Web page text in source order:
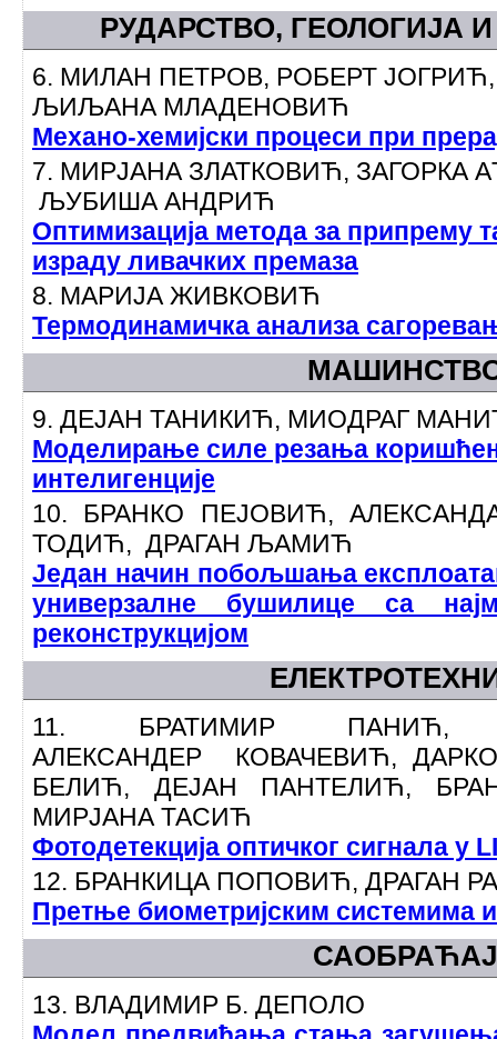
РУДАРСТВО, ГЕОЛОГИЈА
6. МИЛАН ПЕТРОВ, РОБЕРТ
ЉИЉАНА МЛАДЕНОВИЋ
Механо-хемијски процеси при
7. МИРЈАНА ЗЛАТКОВИЋ,
ЉУБИША АНДРИЋ
Оптимизација метода за припрему
израду ливачких премаза
8. МАРИЈА ЖИВКОВИЋ
Термодинамичка анализа
9. ДЕЈАН ТАНИКИЋ, МИОДРАГ
Моделирање силе резања
интелигенције
10. БРАНКО ПЕЈОВИЋ,
ТОДИЋ, ДРАГАН ЉАМИЋ
Један начин побољшања
универзалне бушилице са
реконструкцијом
11. БРАТИМИР
АЛЕКСАНДЕР КОВАЧЕВИЋ,
БЕЛИЋ, ДЕЈАН ПАНТЕЛИЋ,
МИРЈАНА ТАСИЋ
Фотодетекција оптичког сигнала у
12. БРАНКИЦА ПОПОВИЋ, ДРАГАН
Претње биометријским системима
13. ВЛАДИМИР Б. ДЕПОЛО